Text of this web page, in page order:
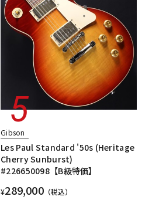
Gibson
Les Paul Standard '50s (Heritage
Cherry Sunburst)
#226650098【B級特価】
¥289,000（税込）